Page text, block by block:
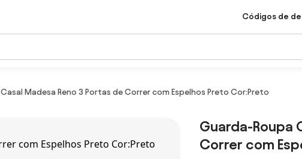
Códigos de
Madesa Reno 3 Portas de Correr com Espelhos Preto Cor:Preto
Guarda-Roupa
Correr com